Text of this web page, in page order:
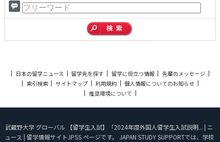
日本の留学ニュース 留学先を探す 留学に役立つ情報
先輩のメッセージ
索引検索
サイトマップ 利用規約
個人情報についてのお知らせ
推奨環境について
武蔵野大学 グローバル 【留学生入試】「2024年度外国人留学生入試説明... | ニ
ュース | 留学情報サイトJPSS ページです。 JAPAN STUDY SUPPORTでは、学校